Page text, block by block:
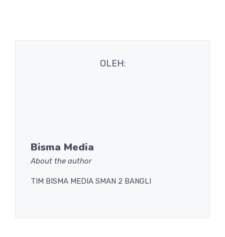
OLEH:
Bisma Media
About the author
TIM BISMA MEDIA SMAN 2 BANGLI